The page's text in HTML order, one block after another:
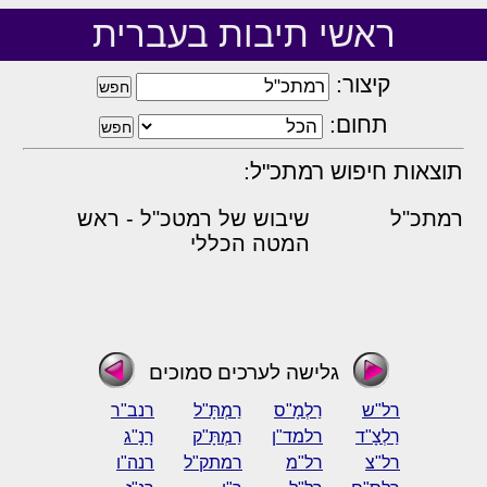
ראשי תיבות בעברית
קיצור:
תחום:
תוצאות חיפוש רמתכ"ל:
רמתכ"ל
שיבוש של רמטכ"ל - ראש
המטה הכללי
גלישה לערכים סמוכים
רל"ש רַלְמָ"ס רַמְתָּ"ל
רנב"ר
רַלְצָ"ד
רלמד"ן רַמְתָּ"ק
רָנָ"ג
רל"צ
רל"מ רמתק"ל
רנה"ו